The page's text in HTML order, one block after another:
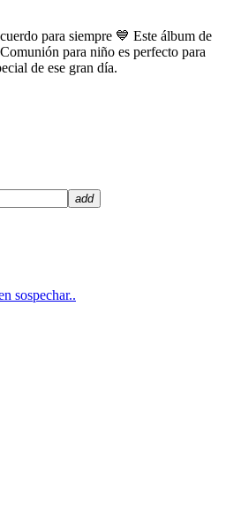
para siempre 💙 Este álbum de
para niño es perfecto para
de ese gran día.
add